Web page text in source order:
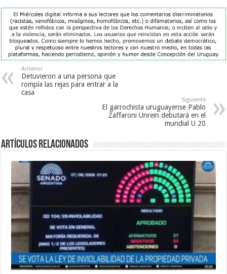
Anterior
Detuvieron a una persona que
rompía las rejas para entrar a la
casa
Siguiente
El garrochista uruguayense Pablo
Zaffaroni Unrein debutará en el
mundial U 20
Artículos Relacionados